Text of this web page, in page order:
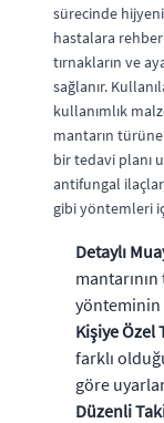
sürecinde
hastalara
tırnakların ve
sağlanır.
kullanımlık
mantarın
bir tedavi planı
antifungal
gibi yöntemleri
Detaylı
Kişiye Özel
farklı
göre
Düzenli